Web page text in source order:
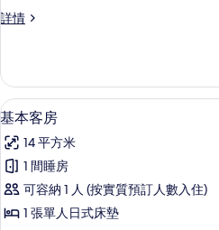
雙
房
的
相
片
詳情
基
房
詳
情
載
入
所
有
基
5
基本客房
14 平方米
1 間睡房
可容納 1 人 (按實質預訂人數入住)
1 張單人日式床墊